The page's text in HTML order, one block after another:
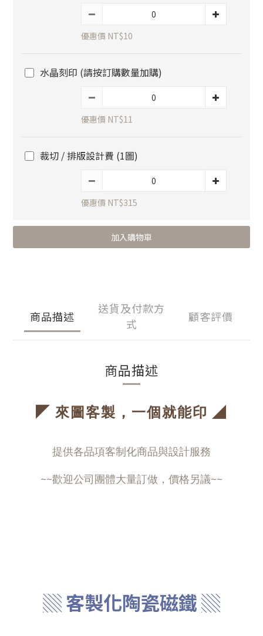
優惠價 NT$10
水晶刻印 (請按訂購數量加購)
優惠價 NT$11
裁切 / 排版設計費 (1圖)
優惠價 NT$315
加入購物車
商品描述
送貨及付款方
式
顧客評價
商品描述
◤ 來圖客製，一個就能印 ◢
提供各品項客制化商品與設計服務
~~歡迎公司團體大量訂做，價格另議~~
▒ 客製化陶瓷磁鐵 ▒